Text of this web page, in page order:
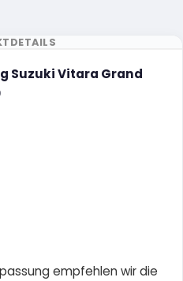
Suzuki Vitara Grand
empfehlen wir die